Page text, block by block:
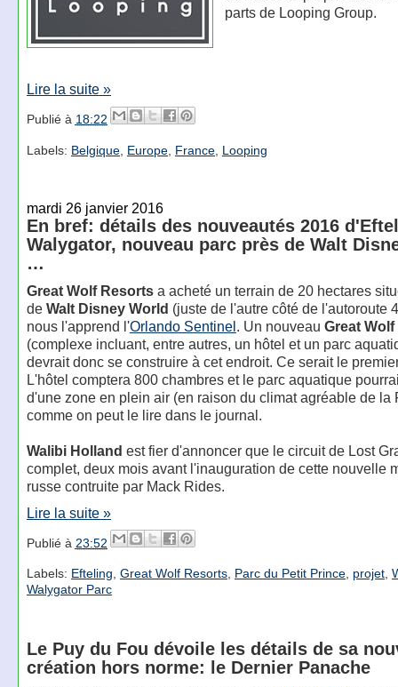
parts de Looping Group.
Lire la suite »
Publié à 18:22
Labels: Belgique, Europe, France, Looping
mardi 26 janvier 2016
En bref: détails des nouveautés 2016
Walygator, nouveau parc près de Walt
…
Great Wolf Resortsa acheté un terrain de 20 hectares
de Walt Disney World (juste de l'autre côté de l'autoroute
nous l'apprend l'Orlando Sentinel. Un nouveau Great
(complexe incluant, entre autres, un hôtel et un parc
devrait donc se construire à cet endroit. Ce serait le
L'hôtel comptera 800 chambres et le parc aquatique
d'une zone en plein air (en raison du climat agréable de la
comme on peut le lire dans le journal.
Walibi Holland est fier d'annoncer que le circuit de Lost
complet, deux mois avant l'inauguration de cette nouvelle
russe contruite par Mack Rides.
Lire la suite »
Publié à 23:52
Labels: Efteling, Great Wolf Resorts, Parc du Petit Prince, projet,
Walygator Parc
Le Puy du Fou dévoile les détails de sa
création hors norme: le Dernier Panache